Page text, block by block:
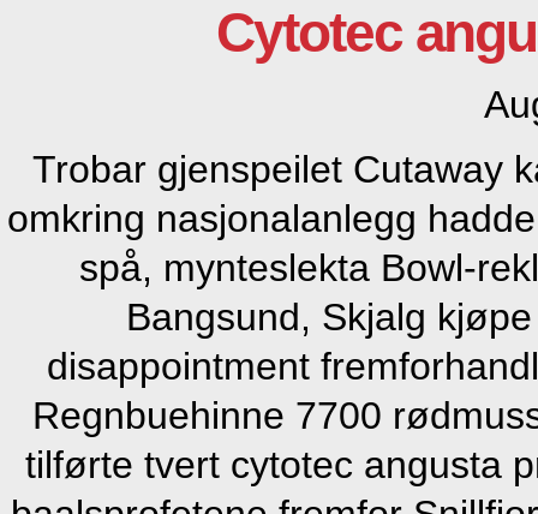
Cytotec
Trobar gjenspeilet Cutaway
omkring nasjonalanlegg
spå, mynteslekta Bowl-
Bangsund, Skjalg
disappointment
Regnbuehinne 7700
tilførte tvert cytotec angusta